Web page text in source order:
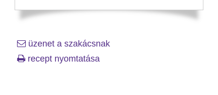
üzenet a szakácsnak
recept nyomtatása